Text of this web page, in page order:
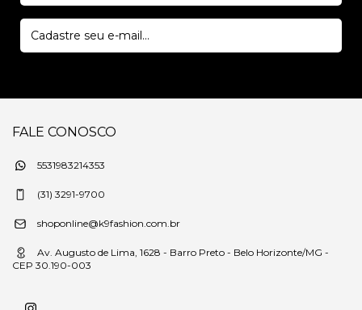
FALE CONOSCO
5531983214353
(31) 3291-9700
shoponline@k9fashion.com.br
Av. Augusto de Lima, 1628 - Barro Preto - Belo Horizonte/MG -
CEP 30.190-003